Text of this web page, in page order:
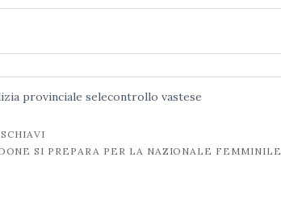
provinciale selecontrollo vastese
SI PREPARA PER LA NAZIONALE FEMMINILE